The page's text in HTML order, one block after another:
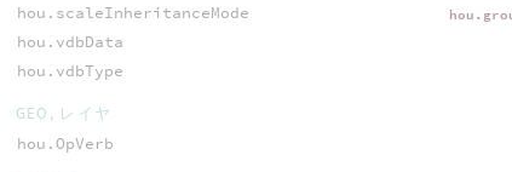
hou.scaleInheritanceMode
hou.vdbData
hou.vdbType
GEO, レイヤ
hou.OpVerb